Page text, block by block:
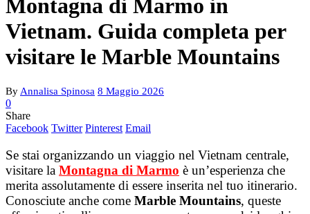
Montagna di Marmo in
Vietnam. Guida completa per
visitare le Marble Mountains
By Annalisa Spinosa 8 Maggio 2026
0
Share
Facebook Twitter Pinterest Email
Se stai organizzando un viaggio nel Vietnam centrale,
visitare la Montagna di Marmo è un’esperienza che
merita assolutamente di essere inserita nel tuo itinerario.
Conosciute anche come Marble Mountains, queste